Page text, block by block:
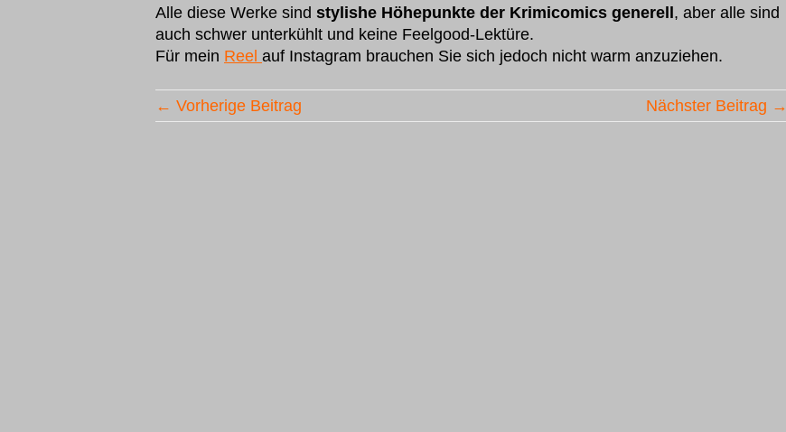
Alle diese Werke sind stylishe Höhepunkte der Krimicomics generell, aber alle sind
auch schwer unterkühlt und keine Feelgood-Lektüre.
Für mein Reel auf Instagram brauchen Sie sich jedoch nicht warm anzuziehen.
← Vorherige Beitrag Nächster Beitrag →